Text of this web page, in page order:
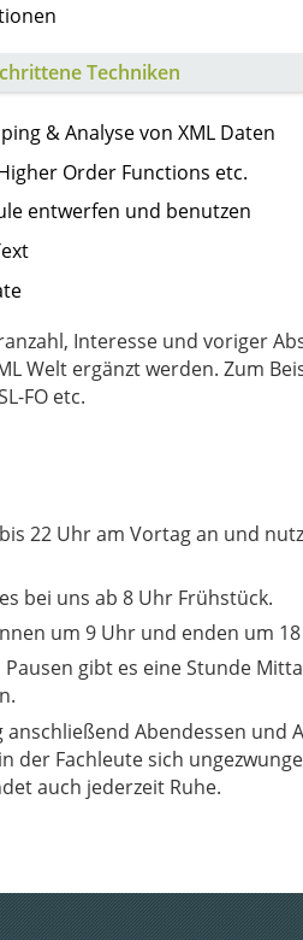
Techniken
& Analyse von XML Daten
Order Functions etc.
entwerfen und benutzen
Interesse und voriger
XSLT, XML Schema, RELAX NG, DTD, XProc, PDF
FO etc.
22 Uhr am Vortag an und
bei uns ab 8 Uhr Frühstück.
um 9 Uhr und enden um
gibt es eine Stunde
anschließend Abendessen und
Wer das nicht will, wird zu nichts
auch jederzeit Ruhe.